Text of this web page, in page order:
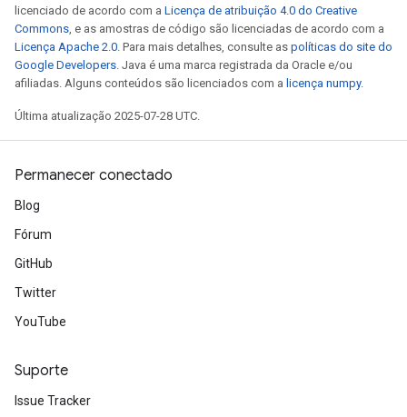
licenciado de acordo com a Licença de atribuição 4.0 do Creative
Commons, e as amostras de código são licenciadas de acordo com a
Licença Apache 2.0. Para mais detalhes, consulte as políticas do site do
Google Developers. Java é uma marca registrada da Oracle e/ou
afiliadas. Alguns conteúdos são licenciados com a licença numpy.
Última atualização 2025-07-28 UTC.
Permanecer conectado
Blog
Fórum
GitHub
Twitter
YouTube
Suporte
Issue Tracker